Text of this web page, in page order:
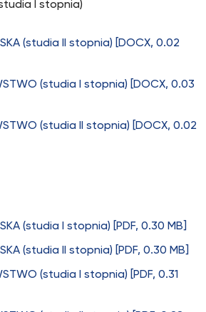
I stopnia)
(studia II stopnia) [DOCX, 0.02
(studia I stopnia) [DOCX, 0.03
(studia II stopnia) [DOCX, 0.02
(studia I stopnia) [PDF, 0.30 MB]
(studia II stopnia) [PDF, 0.30 MB]
(studia I stopnia) [PDF, 0.31